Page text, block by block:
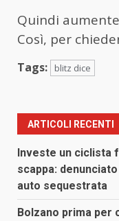
Quindi
Così, per
Tags: blitz dice
ARTICOLI RECENTI
Investe un ciclista
scappa:
auto sequestrata
Bolzano prima per